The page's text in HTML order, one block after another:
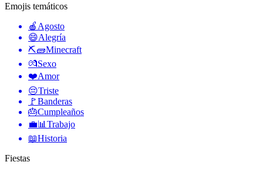
Emojis temáticos
🍎 Agosto
😄Alegría
⛏🧱Minecraft
💏Sexo
❤️Amor
😔Triste
🚩Banderas
🎂Cumpleaños
💼📊 Trabajo
📖Historia
Fiestas